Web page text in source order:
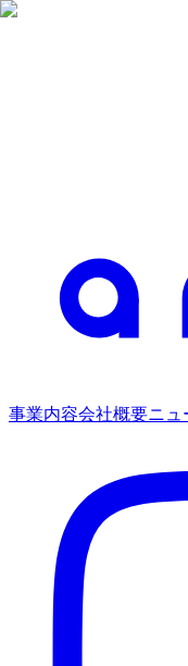
事業内容会社概要ニュ